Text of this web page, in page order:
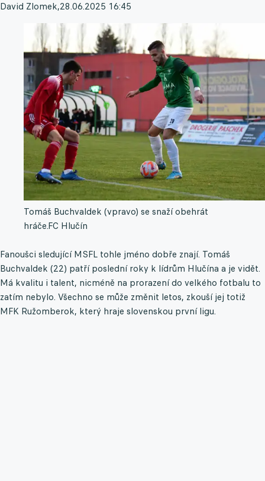
David Zlomek,28.06.2025 16:45
Tomáš Buchvaldek (vpravo) se snaží obehrát
hráče.FC Hlučín
Fanoušci sledující MSFL tohle jméno dobře znají. Tomáš
Buchvaldek (22) patří poslední roky k lídrům Hlučína a je vidět.
Má kvalitu i talent, nicméně na prorazení do velkého fotbalu to
zatím nebylo. Všechno se může změnit letos, zkouší jej totiž
MFK Ružomberok, který hraje slovenskou první ligu.